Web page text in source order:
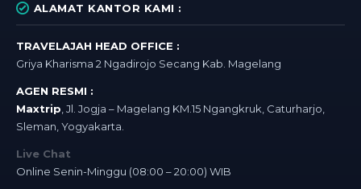
ALAMAT KANTOR KAMI :
TRAVELAJAH HEAD OFFICE :
Griya Kharisma 2 Ngadirojo Secang Kab. Magelang
AGEN RESMI :
Maxtrip, Jl. Jogja – Magelang KM.15 Ngangkruk, Caturharjo,
Sleman, Yogyakarta.
Live Chat
Online Senin-Minggu (08:00 – 20:00) WIB